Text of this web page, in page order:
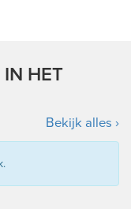
HET
Bekijk alles ›